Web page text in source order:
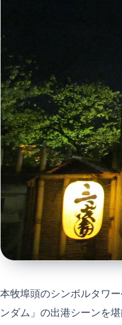
本牧埠頭のシンボルタワ
ンダム」の出港シーンを